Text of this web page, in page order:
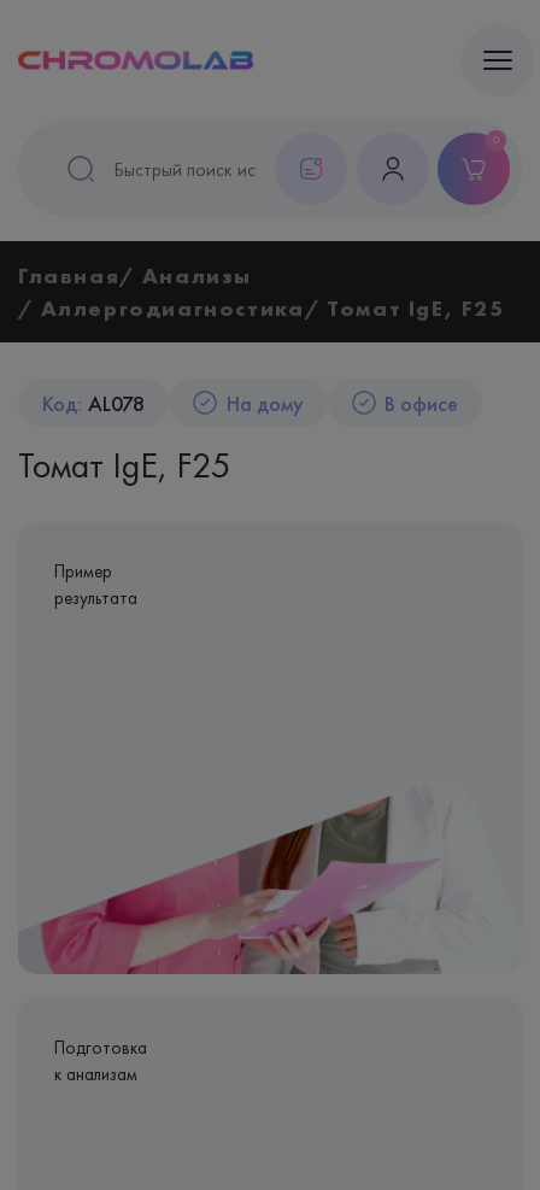
0
Главная
Анализы
Аллергодиагностика
Томат IgE, F25
Код: AL078 На дому В офисе
Томат IgE, F25
Пример
результата
Подготовка
к анализам